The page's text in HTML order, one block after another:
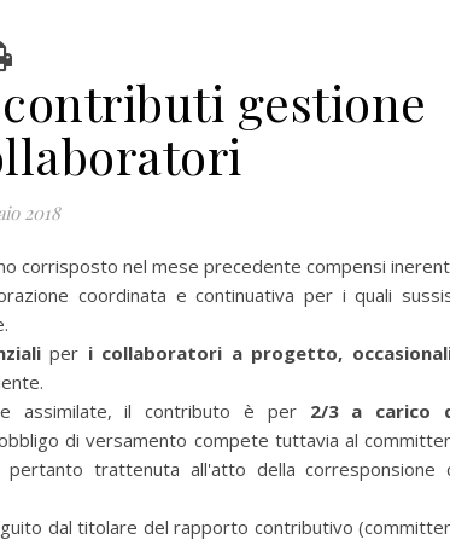
gestione
2018
corrisposto nel mese precedente compensi
coordinata e continuativa per i quali
per i collaboratori a progetto,
assimilate, il contributo è per 2/3 a carico
di versamento compete tuttavia al
trattenuta all'atto della corresponsione
dal titolare del rapporto contributivo